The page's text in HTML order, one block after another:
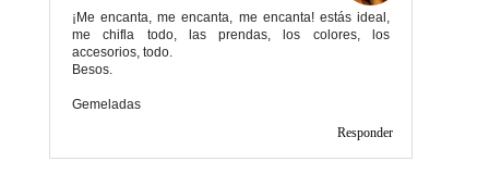
¡Me encanta, me encanta, me encanta! estás ideal,
me chifla todo, las prendas, los colores, los
accesorios, todo.
Besos.
Gemeladas
Responder